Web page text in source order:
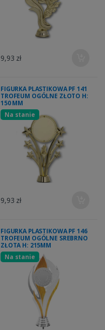
9,93 zł
FIGURKA PLASTIKOWA PF 141
TROFEUM OGÓLNE ZŁOTO H:
150 MM
Na stanie
9,93 zł
FIGURKA PLASTIKOWA PF 146
TROFEUM OGÓLNE SREBRNO
ZŁOTA H: 215MM
Na stanie